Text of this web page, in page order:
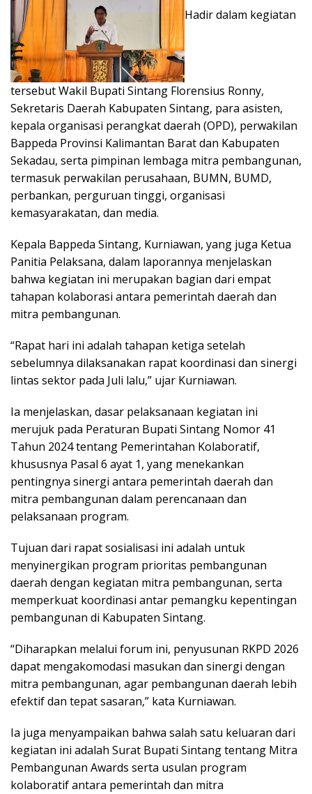
Hadir dalam kegiatan
tersebut Wakil Bupati Sintang Florensius Ronny,
Sekretaris Daerah Kabupaten Sintang, para asisten,
kepala organisasi perangkat daerah (OPD), perwakilan
Bappeda Provinsi Kalimantan Barat dan Kabupaten
Sekadau, serta pimpinan lembaga mitra pembangunan,
termasuk perwakilan perusahaan, BUMN, BUMD,
perbankan, perguruan tinggi, organisasi
kemasyarakatan, dan media.
Kepala Bappeda Sintang, Kurniawan, yang juga Ketua
Panitia Pelaksana, dalam laporannya menjelaskan
bahwa kegiatan ini merupakan bagian dari empat
tahapan kolaborasi antara pemerintah daerah dan
mitra pembangunan.
“Rapat hari ini adalah tahapan ketiga setelah
sebelumnya dilaksanakan rapat koordinasi dan sinergi
lintas sektor pada Juli lalu,” ujar Kurniawan.
Ia menjelaskan, dasar pelaksanaan kegiatan ini
merujuk pada Peraturan Bupati Sintang Nomor 41
Tahun 2024 tentang Pemerintahan Kolaboratif,
khususnya Pasal 6 ayat 1, yang menekankan
pentingnya sinergi antara pemerintah daerah dan
mitra pembangunan dalam perencanaan dan
pelaksanaan program.
Tujuan dari rapat sosialisasi ini adalah untuk
menyinergikan program prioritas pembangunan
daerah dengan kegiatan mitra pembangunan, serta
memperkuat koordinasi antar pemangku kepentingan
pembangunan di Kabupaten Sintang.
“Diharapkan melalui forum ini, penyusunan RKPD 2026
dapat mengakomodasi masukan dan sinergi dengan
mitra pembangunan, agar pembangunan daerah lebih
efektif dan tepat sasaran,” kata Kurniawan.
Ia juga menyampaikan bahwa salah satu keluaran dari
kegiatan ini adalah Surat Bupati Sintang tentang Mitra
Pembangunan Awards serta usulan program
kolaboratif antara pemerintah dan mitra